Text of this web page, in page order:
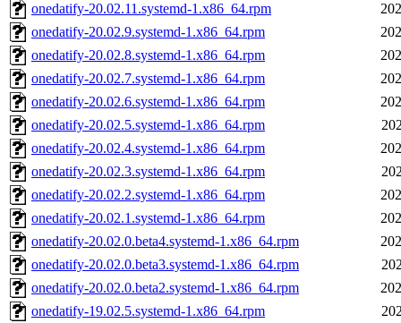
onedatify-20.02.11.systemd-1.x86_64.rpm
onedatify-20.02.9.systemd-1.x86_64.rpm
onedatify-20.02.8.systemd-1.x86_64.rpm
onedatify-20.02.7.systemd-1.x86_64.rpm
onedatify-20.02.6.systemd-1.x86_64.rpm
onedatify-20.02.5.systemd-1.x86_64.rpm
onedatify-20.02.4.systemd-1.x86_64.rpm
onedatify-20.02.3.systemd-1.x86_64.rpm
onedatify-20.02.2.systemd-1.x86_64.rpm
onedatify-20.02.1.systemd-1.x86_64.rpm
onedatify-20.02.0.beta4.systemd-1.x86_64.rpm
onedatify-20.02.0.beta3.systemd-1.x86_64.rpm
onedatify-20.02.0.beta2.systemd-1.x86_64.rpm
onedatify-19.02.5.systemd-1.x86_64.rpm